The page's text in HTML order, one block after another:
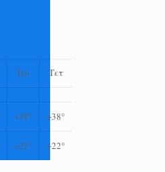
Τρι Τετ
+38° +38°
+23° +22°